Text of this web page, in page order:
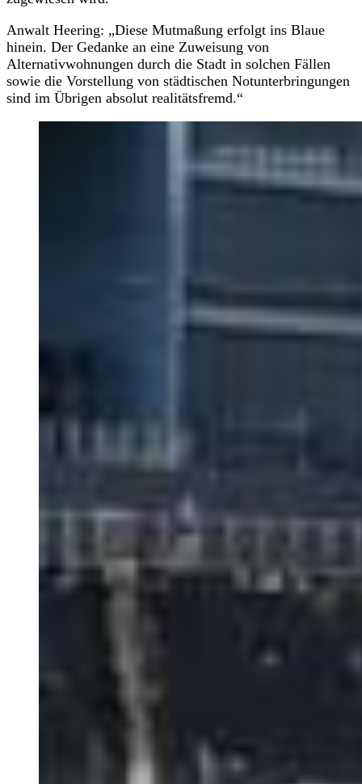
Anwalt Heering: „Diese Mutmaßung erfolgt ins Blaue
hinein. Der Gedanke an eine Zuweisung von
Alternativwohnungen durch die Stadt in solchen Fällen
sowie die Vorstellung von städtischen Notunterbringungen
sind im Übrigen absolut realitätsfremd.“